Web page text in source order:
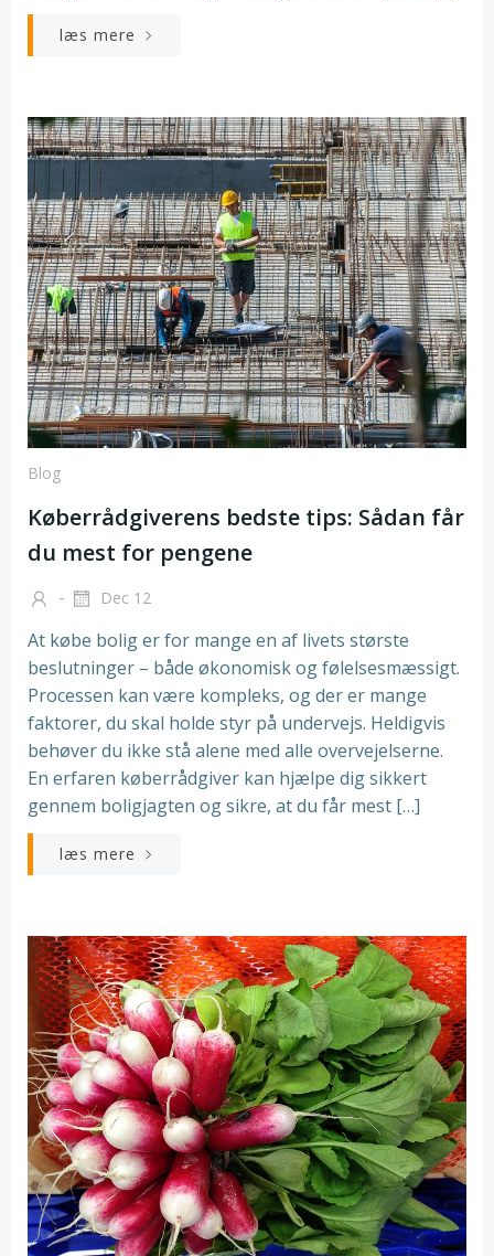
læs mere
Blog
Køberrådgiverens bedste tips: Sådan får
du mest for pengene
- Dec 12
At købe bolig er for mange en af livets største
beslutninger – både økonomisk og følelsesmæssigt.
Processen kan være kompleks, og der er mange
faktorer, du skal holde styr på undervejs. Heldigvis
behøver du ikke stå alene med alle overvejelserne.
En erfaren køberrådgiver kan hjælpe dig sikkert
gennem boligjagten og sikre, at du får mest […]
læs mere